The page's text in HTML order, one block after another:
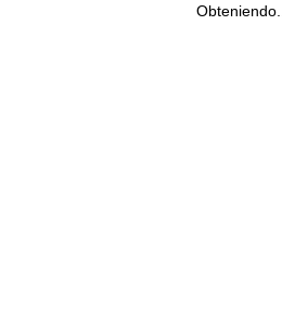
Obteniendo...